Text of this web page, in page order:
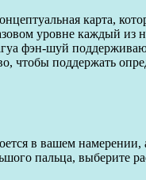
карта,
уровне каждый
фэн-шуй
чтобы поддержать
в вашем
пальца, выберите